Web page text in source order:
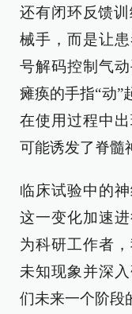
还有闭环反馈
械手，而是让
号解码控制气
瘫痪的手指“动”
在使用过程中
可能诱发了脊髓
临床试验中的
这一变化加速
为科研工作者
未知现象并深
们未来一个阶段